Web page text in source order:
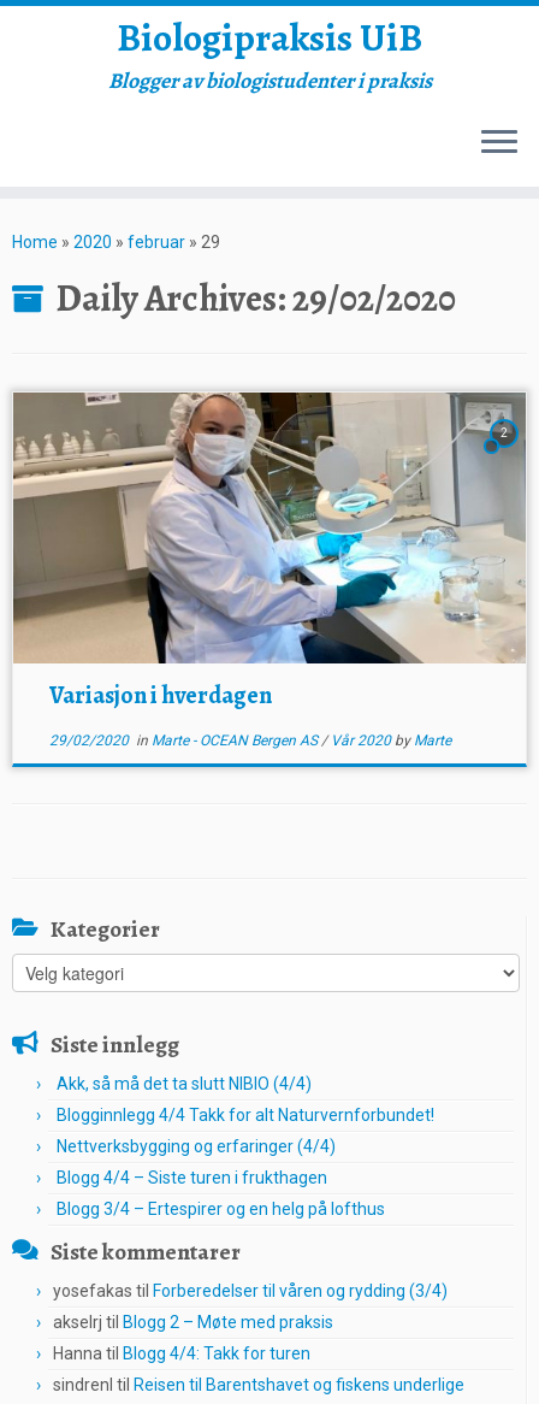
to
Biologipraksis UiB
Blogger av biologistudenter i praksis
Home » 2020 » februar » 29
Daily Archives:29/02/2020
2
Variasjon i hverdagen
29/02/2020in Marte - OCEAN Bergen AS/ Vår 2020 by Marte
Kategorier
Kategorier
Siste innlegg
Akk, så må det ta slutt NIBIO (4/4)
Blogginnlegg 4/4 Takk for alt Naturvernforbundet!
Nettverksbygging og erfaringer (4/4)
Blogg 4/4 – Siste turen i frukthagen
Blogg 3/4 – Ertespirer og en helg på lofthus
Siste kommentarer
yosefakas til Forberedelser til våren og rydding (3/4)
akselrj til Blogg 2 – Møte med praksis
Hanna til Blogg 4/4: Takk for turen
sindrenl til Reisen til Barentshavet og fiskens underlige